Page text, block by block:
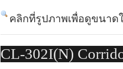
คลิกที่รูปภาพเพื่อดูขนาด
CL-302I(N)